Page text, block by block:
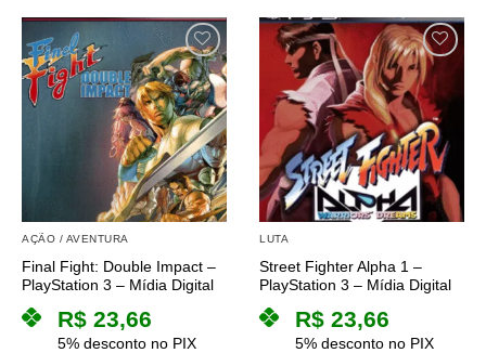
produto
tem
várias
variantes.
do
produto
produto
tem
várias
variantes.
As
opções
podem
ser
escolhidas
do
produto
AÇÃO / AVENTURA
Final Fight: Double Impact –
PlayStation 3 – Mídia Digital
R$ 23,66
5% desconto no PIX
LUTA
Street Fighter Alpha 1 –
PlayStation 3 – Mídia Digital
R$ 23,66
5% desconto no PIX